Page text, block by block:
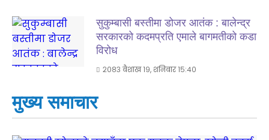
सुकुम्बासी बस्तीमा डोजर आतंक : बालेन्द्र
सरकारको कदमप्रति एमाले बागमतीको कडा
विरोध
२०८३ बैशाख १९, शनिबार १५:४०
मुख्य समाचार